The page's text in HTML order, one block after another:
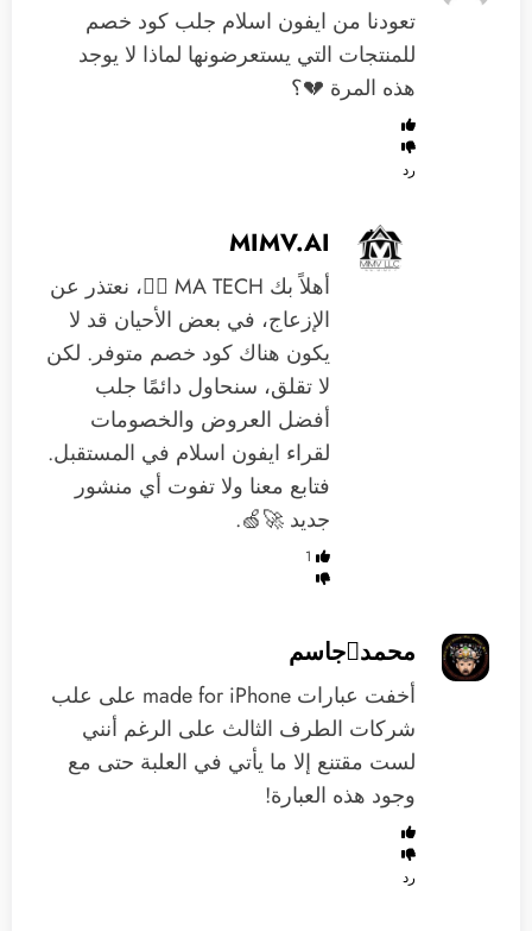
تعودنا من ايفون اسلام جلب كود خصم
للمنتجات التي يستعرضونها لماذا لا يوجد
هذه المرة 💔؟
رد
MIMV.AI
أهلاً بك MA TECH 🙋‍♂️، نعتذر عن
الإزعاج، في بعض الأحيان قد لا
يكون هناك كود خصم متوفر. لكن
لا تقلق، سنحاول دائمًا جلب
أفضل العروض والخصومات
لقراء ايفون اسلام في المستقبل.
فتابع معنا ولا تفوت أي منشور
جديد 🚀🍏.
1
محمدجاسم
أخفت عبارات made for iPhone على علب
شركات الطرف الثالث على الرغم أنني
لست مقتنع إلا ما يأتي في العلبة حتى مع
وجود هذه العبارة!
رد